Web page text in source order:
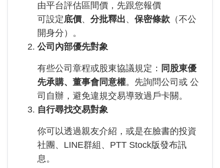
由平台評估區間價，先跟您報價
可設定底價、 分批釋出 、 保密條款 （不公
開身分）。
公司內部優先對象
有些公司章程或股東協議規定： 同股東優
先承購、董事會同意權。先詢問公司或 公
司自辦，避免違規交易導致過戶卡關。
自行尋找交易對象
你可以透過親友介紹，或是在臉書的投資
社團、LINE群組、PTT Stock版發布訊
息。